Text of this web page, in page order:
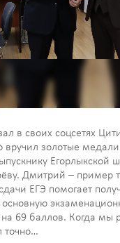
в своих соцсетях
вручил золотые
Егорлыкской
Дмитрий – пример
ЕГЭ помогает
69 баллов. Когда мы
точно…